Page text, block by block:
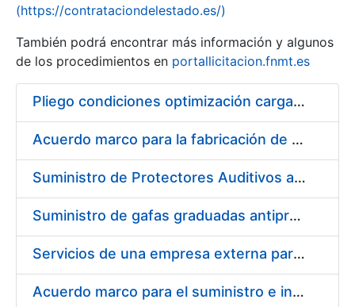
Show/Hide
(https://contrataciondelestado.es/)
También podrá encontrar más información y algunos
de los procedimientos en portallicitacion.fnmt.es
Pliego condiciones optimización cargas compras firmado
Acuerdo marco para la fabricación de piezas
Suministro de Protectores Auditivos a medida para las personas trabajadoras de los Centros de Trabajo de Madrid y Burgos
Suministro de gafas graduadas antiproyecciones para los trabajadores de la FNMT-RCM en los centros de trabajo de Madrid y Burgos
Servicios de una empresa externa para el asesoramiento y resolución de los recursos de alzada que se presentan relacionados con procesos de selección para la FNMT-RCM
Acuerdo marco para el suministro e instalación de persianas, estores y otros complementos